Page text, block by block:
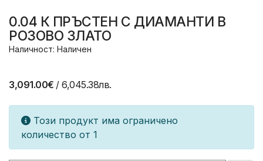
0.04 К ПРЪСТЕН С ДИАМАНТИ В
РОЗОВО ЗЛАТО
Наличност: Наличен
3,091.00€ / 6,045.38лв.
Този продукт има ограничено
количество от 1